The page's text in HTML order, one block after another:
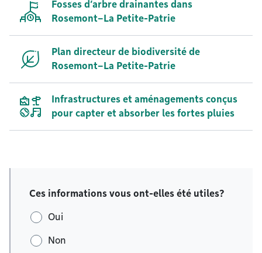
Fosses d’arbre drainantes dans
Rosemont–La Petite-Patrie
Plan directeur de biodiversité de
Rosemont–La Petite-Patrie
Infrastructures et aménagements conçus
pour capter et absorber les fortes pluies
Ces informations vous ont-elles été utiles?
Oui
Non